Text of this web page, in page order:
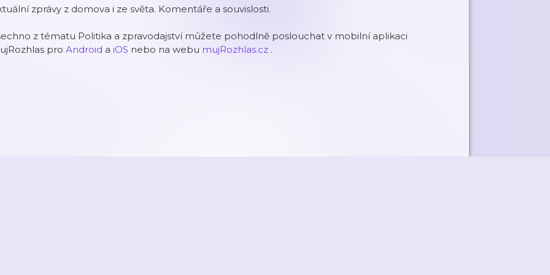
zprávy z domova i ze světa. Komentáře a souvislosti.
z tématu Politika a zpravodajství můžete pohodlně poslouchat v mobilní aplikaci
pro Android a iOS nebo na webu mujRozhlas.cz .